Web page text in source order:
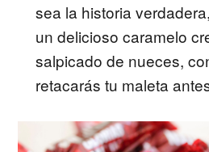
sea la historia
un delicioso caramelo
salpicado de nueces,
retacarás tu maleta